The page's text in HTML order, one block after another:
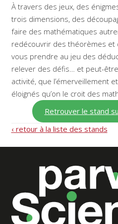
À travers des jeux, des
trois dimensions, des
faire des mathématiques
redécouvrir des théorèmes et
vous prendre au jeu des
relever des défis… et peut-
activité, que l’émerveillement
éloignés qu’on le croit des
Retrouver le stand
‹ retour à la liste des stands